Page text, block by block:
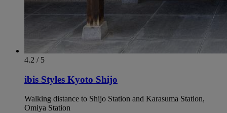
4.2 / 5
ibis Styles Kyoto Shijo
Walking distance to Shijo Station and Karasuma Station,
Omiya Station